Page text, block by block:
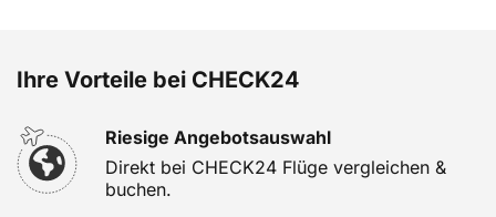
Ihre Vorteile bei CHECK24
Riesige Angebotsauswahl
Direkt bei CHECK24 Flüge vergleichen &
buchen.